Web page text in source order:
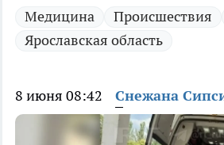
Медицина Происшествия
Ярославская область
8 июня 08:42 Снежана